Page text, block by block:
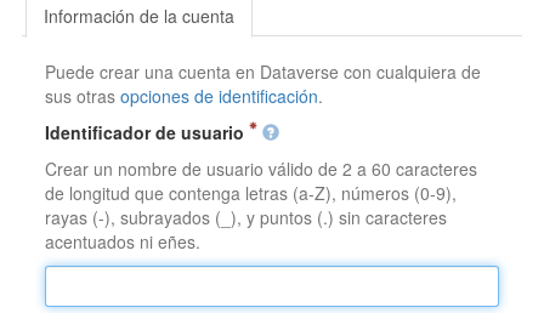
Información de la cuenta
Puede crear una cuenta en Dataverse con cualquiera de
sus otrasopciones de identificación.
Identificador de usuario
Crear un nombre de usuario válido de 2 a 60 caracteres
de longitud que contenga letras (a-Z), números (0-9),
rayas (-), subrayados (_), y puntos (.) sin caracteres
acentuados ni eñes.